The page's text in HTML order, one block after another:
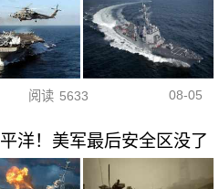
阅读 5633 08-05
洋！美军最后安全区没了